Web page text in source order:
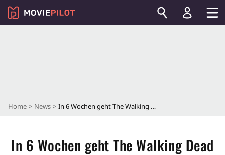
Home News In 6 Wochen geht The Walking Dead endlich weiter: Nach dem neuen Trailer dreht sich Glenn im Grabe um
In 6 Wochen geht The Walking Dead